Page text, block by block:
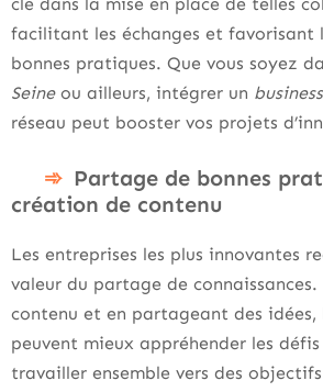
facilitant les échanges et favorisant
bonnes pratiques. Que vous soyez
Seineou ailleurs, intégrer un
réseau peut booster vos projets
Partage de bonnes
création de contenu
Les entreprises les plus innovantes
valeur du partage de
contenu et en partageant des idées,
peuvent mieux appréhender les
travailler ensemble vers des